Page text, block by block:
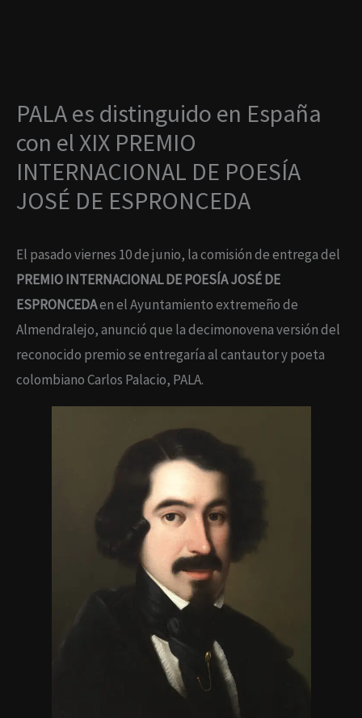
PALA es distinguido en España
con el XIX PREMIO
INTERNACIONAL DE POESÍA
JOSÉ DE ESPRONCEDA
El pasado viernes 10 de junio, la comisión de entrega del
PREMIO INTERNACIONAL DE POESÍA JOSÉ DE
ESPRONCEDAen el Ayuntamiento extremeño de
Almendralejo, anunció que la decimonovena versión del
reconocido premio se entregaría al cantautor y poeta
colombiano Carlos Palacio, PALA.